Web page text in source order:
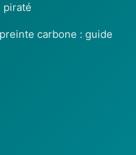
piraté
carbone : guide